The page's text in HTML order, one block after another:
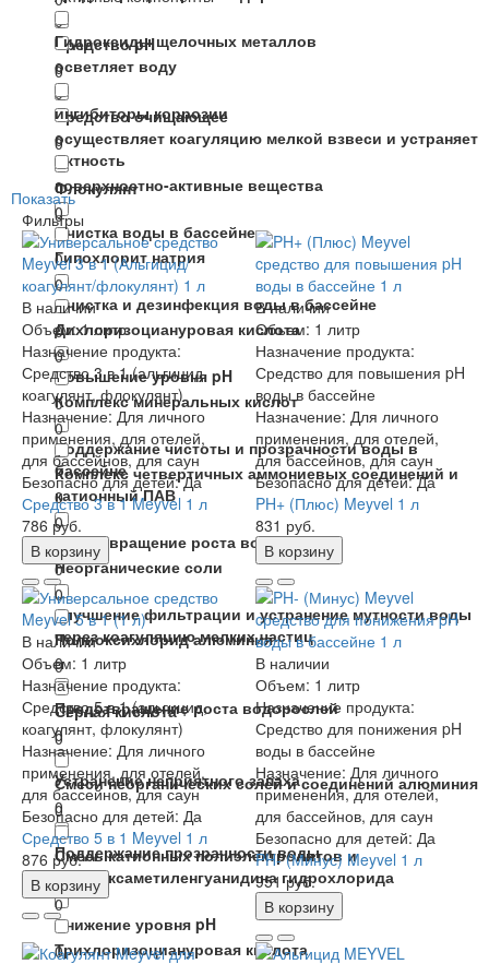
Средство pH
0
Средство очищающее
0
Флокулянт
0
0
осветляет воду
0
осуществляет коагуляцию мелкой взвеси и устраняет
мктность
0
Очистка воды в бассейне
0
Очистка и дезинфекция воды в бассейне
0
Повышение уровня pH
0
Поддержание чистоты и прозрачности воды в
бассейне
0
предотвращение роста водорослей
0
улучшение фильтрации и устранение мутности воды
через коагуляцию мелких частиц
0
Предотвращение роста водорослей
0
Устранение неприятного запаха
0
Поддержание прозрачности воды
0
Снижение уровня pH
0
Гидроксиды щелочных металлов
0
ингибиторы коррозии
0
поверхностно-активные вещества
0
Гипохлорит натрия
0
Дихлоризоциануровая кислота
0
Комплекс минеральных кислот
0
Комплекс четвертичных аммониевых соединений и
катионный ПАВ
0
Неорганические соли
0
Полиоксихлорид алюминия
0
Серная кислота
0
Смеси неорганических солей и соединений алюминия
0
Смесь катионных полиэлектролитов и
полигексаметиленгуанидина гидрохлорида
0
Трихлоризоциануровая кислота
Показать
Фильтры
В наличии
Объем:1 литр
Назначение продукта:
Средство 3 в 1 (альгицид,
коагулянт, флокулянт)
Назначение: Для личного
применения, для отелей,
для бассейнов, для саун
Безопасно для детей:Да
Средство 3 в 1 Meyvel 1 л
786 руб.
В корзину
В наличии
Объем: 1 литр
Назначение продукта:
Средство для повышения pH
воды в бассейне
Назначение: Для личного
применения, для отелей,
для бассейнов, для саун
Безопасно для детей:Да
PH+ (Плюс) Meyvel 1 л
831 руб.
В корзину
В наличии
Объем: 1 литр
Назначение продукта:
Средство 5 в 1 (альгицид,
коагулянт, флокулянт)
Назначение: Для личного
применения, для отелей,
для бассейнов, для саун
Безопасно для детей: Да
Средство 5 в 1 Meyvel 1 л
876 руб.
В корзину
В наличии
Объем: 1 литр
Назначение продукта:
Средство для понижения pH
воды в бассейне
Назначение: Для личного
применения, для отелей,
для бассейнов, для саун
Безопасно для детей: Да
PH- (Минус) Meyvel 1 л
951 руб.
В корзину